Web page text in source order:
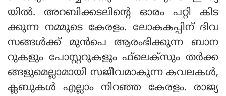
യില്‍. അറബിക്കടലിന്റെ ഓരം പറ്റി കിട
ക്കുന്ന നമ്മുടെ കേരളം. ലോകകപ്പിന് ദിവ
സങ്ങള്‍ക്ക് മുന്‍പെ ആരംഭിക്കുന്ന ബാന
റുകളും പോസ്റ്ററുകളും ഫ്‌ലെക്‌സും തര്‍ക്ക
ങ്ങളുമെല്ലാമായി സജീവമാകുന്ന കവലകള്‍,
ക്ലബുകള്‍ എല്ലാം നിറഞ്ഞ കേരളം. രാജ്യ